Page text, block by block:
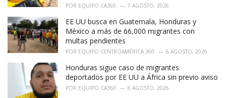
POR EQUIPO CA360 7 AGOSTO, 2026
EE UU busca en Guatemala, Honduras y
México a más de 66,000 migrantes con
multas pendientes
POR EQUIPO CENTROAMÉRICA 360 6 AGOSTO, 2026
Honduras sigue caso de migrantes
deportados por EE UU a África sin previo aviso
POR EQUIPO CA360 6 AGOSTO, 2026